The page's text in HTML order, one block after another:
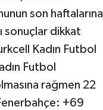
son haftalarına
sonuçlar dikkat
Kadın Futbol
Futbol
rağmen 22
+69